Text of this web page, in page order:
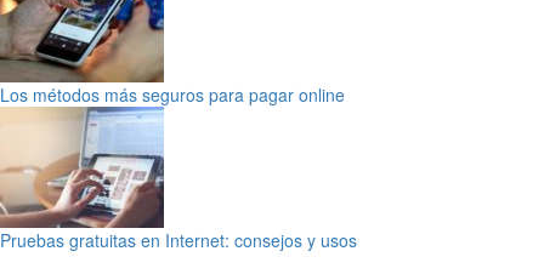
Los métodos más seguros para pagar online
Pruebas gratuitas en Internet: consejos y usos